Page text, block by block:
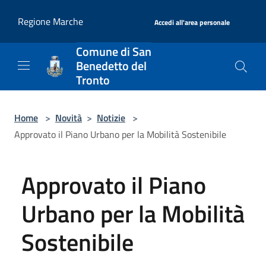
Regione Marche
Accedi all'area personale
Comune di San
Benedetto del
Tronto
Home > Novità > Notizie >
Approvato il Piano Urbano per la Mobilità Sostenibile
Approvato il Piano
Urbano per la Mobilità
Sostenibile